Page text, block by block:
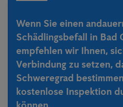
Wenn Sie einen
Schädlingsbefall in Bad
empfehlen wir Ihnen,
Verbindung zu setzen,
Schweregrad
kostenlose Inspektion